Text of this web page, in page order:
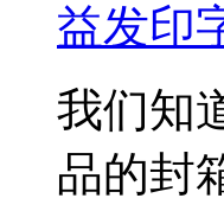
益发印
我们知
品的封